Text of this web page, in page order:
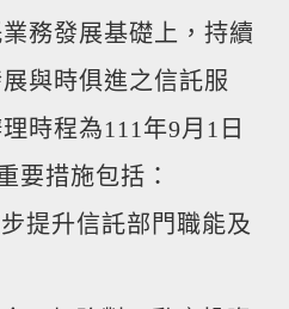
務發展基礎上，持續
與時俱進之信託服
時程為111年9月1日
要措施包括：
提升信託部門職能及